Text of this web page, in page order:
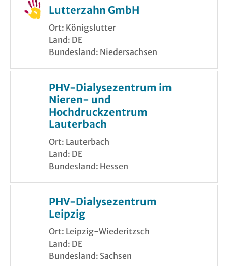
Lutterzahn GmbH
Ort: Königslutter
Land: DE
Bundesland: Niedersachsen
PHV-Dialysezentrum im
Nieren- und
Hochdruckzentrum
Lauterbach
Ort: Lauterbach
Land: DE
Bundesland: Hessen
PHV-Dialysezentrum
Leipzig
Ort: Leipzig-Wiederitzsch
Land: DE
Bundesland: Sachsen